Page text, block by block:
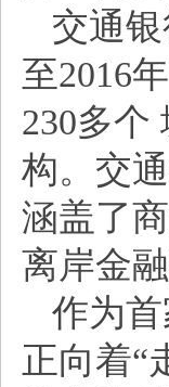
交通
至2016
230多个
构。交
涵盖了
离岸金
作为
正向着“